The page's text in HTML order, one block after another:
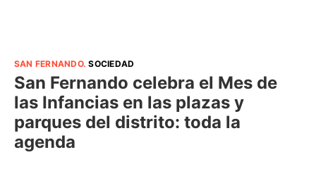
SAN FERNANDO.SOCIEDAD
San Fernando celebra el Mes de
las Infancias en las plazas y
parques del distrito: toda la
agenda